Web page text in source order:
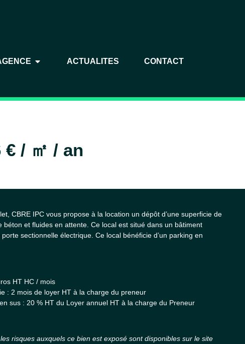
ACTUALITES CONTACT
€ / ㎡ / an
CBRE IPC vous propose à la location un dépôt d’une superficie de
béton et fluides en attente. Ce local est situé dans un bâtiment
sectionnelle électrique. Ce local bénéficie d’un parking en
HT HC / mois
: 2 mois de loyer HT à la charge du preneur
sus : 20 % HT du Loyer annuel HT à la charge du Preneur
risques auxquels ce bien est exposé sont disponibles sur le site